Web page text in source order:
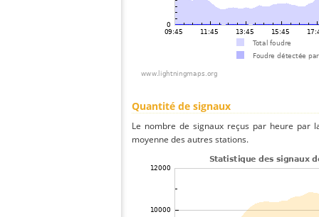
Quantité de signaux
Le nombre de signaux reçus par heure par
moyenne des autres stations.